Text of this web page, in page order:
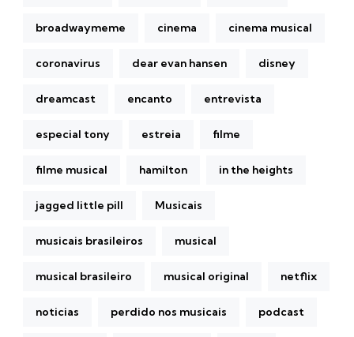
broadwaymeme cinema cinema musical
coronavirus dear evan hansen disney
dreamcast encanto entrevista
especial tony estreia filme
filme musical hamilton in the heights
jagged little pill Musicais
musicais brasileiros musical
musical brasileiro musical original netflix
noticias perdido nos musicais podcast